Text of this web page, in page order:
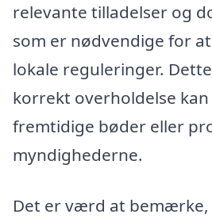
relevante tilladelser og
som er nødvendige for
lokale reguleringer.
korrekt overholdelse
fremtidige bøder eller
myndighederne.
Det er værd at bemærke,